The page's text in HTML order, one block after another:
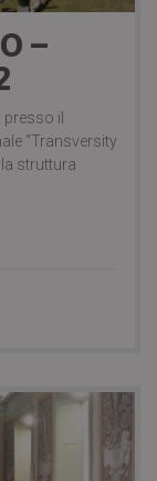
–
il
“Transversity
struttura